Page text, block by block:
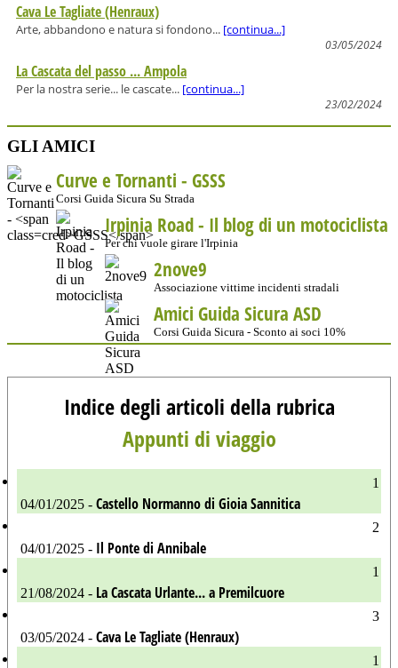
Cava Le Tagliate (Henraux)
Arte, abbandono e natura si fondono... [continua...]
03/05/2024
La Cascata del passo ... Ampola
Per la nostra serie... le cascate... [continua...]
23/02/2024
GLI AMICI
Curve e Tornanti - GSSS
Corsi Guida Sicura Su Strada
Irpinia Road - Il blog di un motociclista
Per chi vuole girare l'Irpinia
2nove9
Associazione vittime incidenti stradali
Amici Guida Sicura ASD
Corsi Guida Sicura - Sconto ai soci 10%
Indice degli articoli della rubrica
Appunti di viaggio
1
04/01/2025 - Castello Normanno di Gioia Sannitica
2
04/01/2025 - Il Ponte di Annibale
1
21/08/2024 - La Cascata Urlante... a Premilcuore
3
03/05/2024 - Cava Le Tagliate (Henraux)
1